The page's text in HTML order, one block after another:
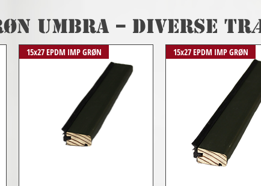
UMBRA – diverse
15x27 EPDM IMP GRØN 15x27 EPDM IMP GRØN